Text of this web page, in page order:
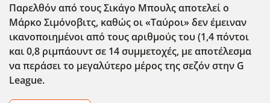
Παρελθόν από τους Σικάγο Μπουλς αποτελεί ο
Μάρκο Σιμόνοβιτς, καθώς οι «Ταύροι» δεν έμειναν
ικανοποιημένοι από τους αριθμούς του (1,4 πόντοι
και 0,8 ριμπάουντ σε 14 συμμετοχές, με αποτέλεσμα
να περάσει το μεγαλύτερο μέρος της σεζόν στην G
League.